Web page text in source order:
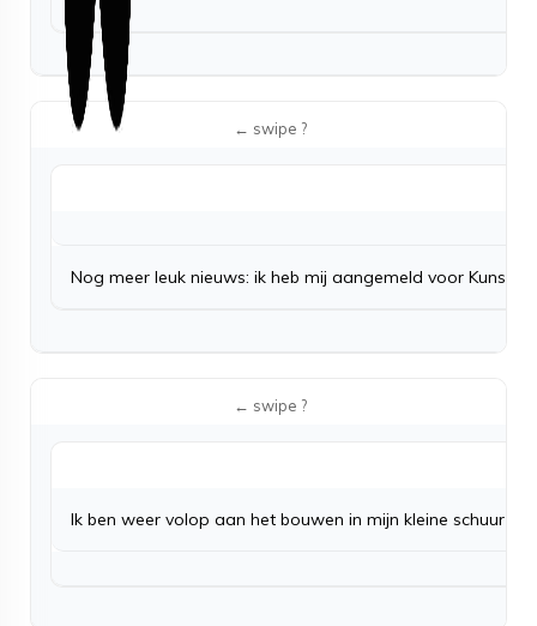
Nog meer leuk nieuws: ik heb mij aangemeld voor
Ik ben weer volop aan het bouwen in mijn kleine